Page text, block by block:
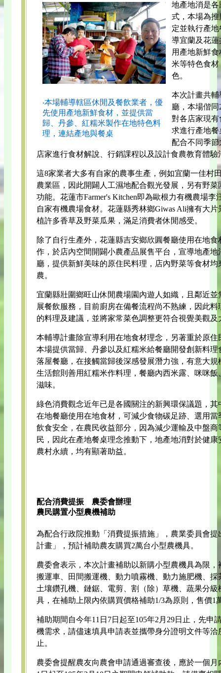
‧本場輔導轄區休閒及餐飲業者，優
先使用產地新鮮食材，並提供當
歸、丹參、紅糯米製作在地特色料
理，連結產地與餐桌
地產地消是
式，本場為
定並執行產
導宜蘭及花
用產地新鮮
米等特色食
色。
本次計畫共
廳，本場偕
對各店家現
求進行產地
配合不同季
店家進行食材解說、行銷課程以及設計食農教育體驗
這8家業者大多有自家的農事生產，例如宜蘭一佳村
農業區，因此開闢人工濕地配合觀光發展，另有野
功能。花蓮市Farmer's Kitchen即為歐根力有機農場
自家有機農場食材。花蓮縣秀林鄉Giwas Ali擁有大
植許多香草及野菜瓜果，滿足消費者休閒感受。
除了自行生產外，花蓮縣吉安鄉欣圓餐廳使用在地
作，於店內空間開闢小農產品展售平台，宣導地產
廳，提供新鮮美味的原住民料理，店內野菜等食材
農。
宜蘭縣壯圍鄉旺山休閒農場園內遊人如織，且鄰近
展餐飲服務，目前廚房在備餐流程尚不熟練，因此
的料理及建議，並將家常菜色調整更符合視覺美觀及
本輔導計畫除宣導利用在地食材理念，另著重於原
本場提供當歸、丹參以及紅糯米給餐廳開發創新料
落屋餐廳，在接觸當歸後深感發展潛力強，有意大
生活館則善用紅糯米作料理，餐廳內西米露、咪咪
滋味。
綠色消費觀念近年已是各國關注的新興環保議題，
在地餐廳使用在地食材，可減少食物碳足跡、選用
飲食安全，在農民收益部分，因為減少運輸及中盤
民，因此在產地餐桌理念推動下，地產地消對於健
農村永續，均有顯著助益。
配合消費提振 農委會辦理
農民購置小型農機補助
為配合行政院推動「消費提振措施」，農業委員會
計畫」，預計補助農友購買2萬台小型農機具。
農委會表示，本次計畫補助以新購小型農機具為限
搬運車、田間搬運機、動力噴霧機、動力施肥機、
土壤鑽孔機、鏈鋸、電剪、割（除）草機、蔬果分
具，在補助上限內依購買價格補助1/3為原則，售價1
補助期間自今年11日7日起至105年2月29日止，先申
機需求，請儘速填具申請表並攜帶身分證明文件等
止。
農委會提醒農友向農會申請通過審查後，應於一個月